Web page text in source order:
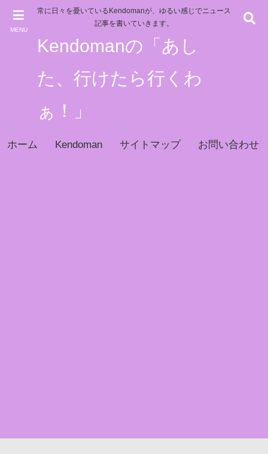
MENU
常に日々を憂いているKendomanが、ゆるい感じでニュース
記事を書いていきます。
Kendomanの「あし
た、行けたら行くわ
ぁ！」
ホーム Kendoman サイトマップ お問い合わせ